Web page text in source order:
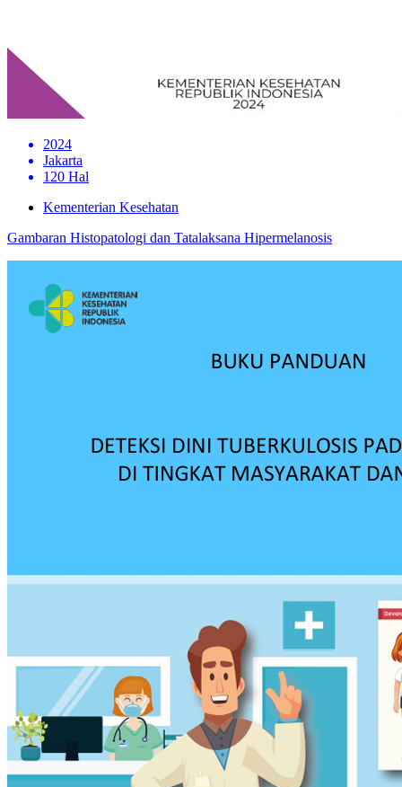
2024
Jakarta
120 Hal
Kementerian Kesehatan
Gambaran Histopatologi dan Tatalaksana Hipermelanosis